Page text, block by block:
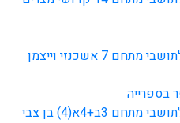
מכתב מינהלת התחדשות לתושבי מתחם 7 אשכנזי וייצמן
בספרייה
מכתב מינהלת התחדשות לתושבי מתחם 3ב+4א(4) בן צבי